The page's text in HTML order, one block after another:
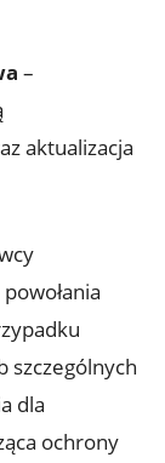
–
aktualizacja
szczególnych
dla
ochrony